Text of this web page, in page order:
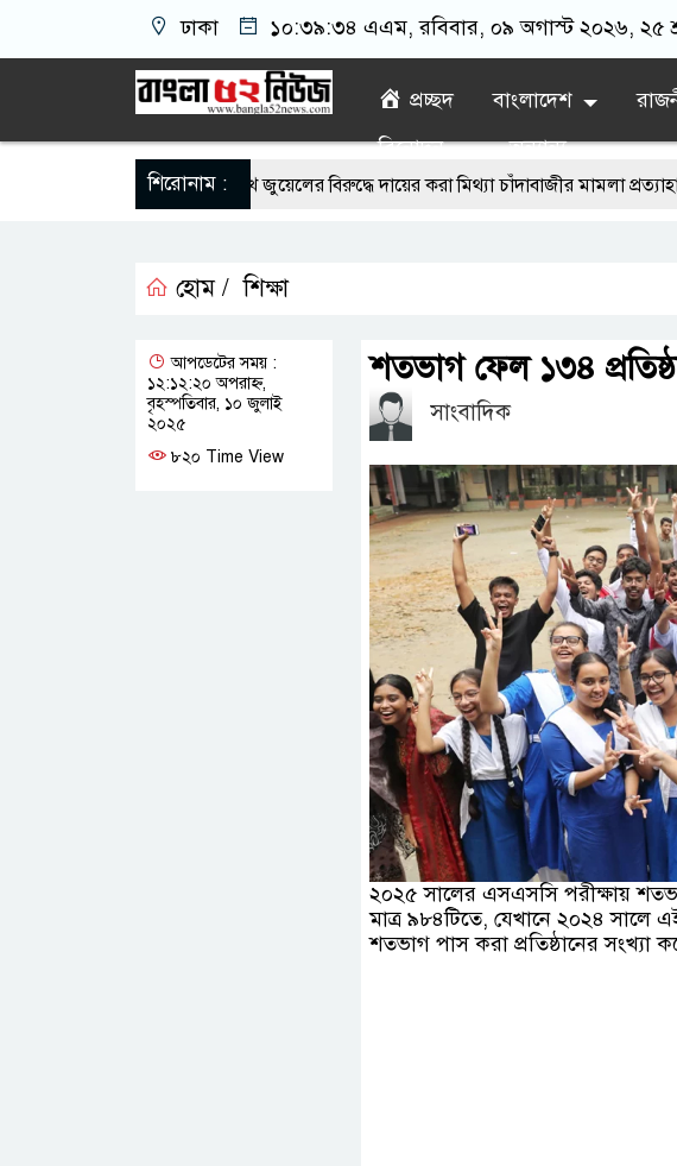
ঢাকা ১০:৩৯:৩৫ এএম, রবিবার, ০৯ অগাস্ট ২০২৬, ২৫
প্রচ্ছদ বাংলাদেশ
বিনোদন
অন্যান্য
শিরোনাম :
মনিরুজ্জামান শেখ জুয়েলের বিরুদ্ধে দায়ের করা মিথ্যা চাঁদাবাজীর মামলা প্রত্যাহার
মাইক্রোপ্লাস্টিক, বেশি কই মাছে সোন্দড়া ডিহিদার বাড়ীর মোঃ আঃ খালেকের ইন্তেকাল
বাংলাদেশে বর্তমানে স্থিতিশীল
ড্রাম, মাদক কারবারি আটক
হোম / শিক্ষা
শতভাগ ফেল ১৩৪
সাংবাদিক
২০২৫ সালের এসএসসি পরীক্ষায়
মাত্র ৯৮৪টিতে, যেখানে ২০২৪ সালে
শতভাগ পাস করা প্রতিষ্ঠানের সংখ্যা
আপডেটের সময় :
১২:১২:২০ অপরাহ্ন,
বৃহস্পতিবার, ১০ জুলাই
২০২৫
৮২০ Time View